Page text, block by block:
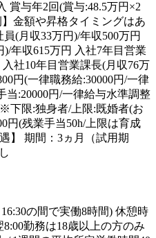
賞与年2回(賞与:48.5万円×2
金額や昇格タイミングはあ
(月収33万円)/年収500万円
年収615万円 入社7年目営業
社10年目営業課長(月収76万
円(一律職務給:30000円/一律
当:20000円/一律給与水準調整
限:独身者/上限:既婚者(お
円(残業手当50h/上限は育成
】 期間：3ヵ月（試用期
の間で実働8時間) 休憩時
勤務は18歳以上の方のみ